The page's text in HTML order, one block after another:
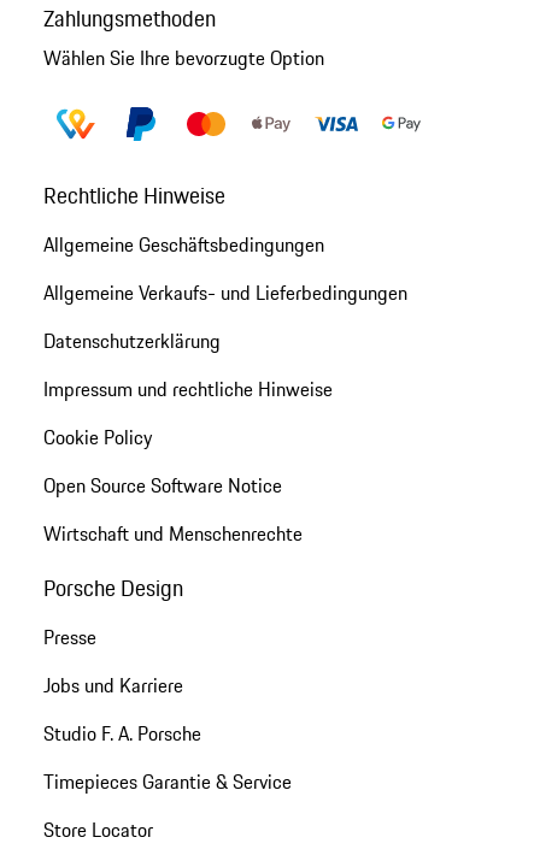
Zahlungsmethoden
Wählen Sie Ihre bevorzugte Option
Rechtliche Hinweise
Allgemeine Geschäftsbedingungen
Allgemeine Verkaufs- und Lieferbedingungen
Datenschutzerklärung
Impressum und rechtliche Hinweise
Cookie Policy
Open Source Software Notice
Wirtschaft und Menschenrechte
Porsche Design
Presse
Jobs und Karriere
Studio F. A. Porsche
Timepieces Garantie & Service
Store Locator